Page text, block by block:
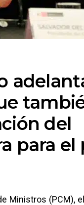
del
para
Ministros (PCM),